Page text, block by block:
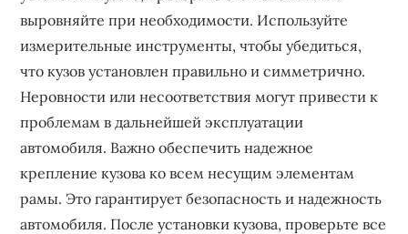
выровняйте при необходимости. Используйте
измерительные инструменты, чтобы убедиться,
что кузов установлен правильно и симметрично.
Неровности или несоответствия могут привести к
проблемам в дальнейшей эксплуатации
автомобиля. Важно обеспечить надежное
крепление кузова ко всем несущим элементам
рамы. Это гарантирует безопасность и надежность
автомобиля. После установки кузова, проверьте все